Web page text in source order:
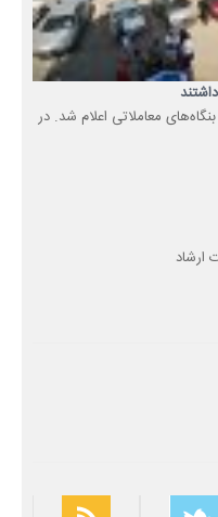
19 مرداد 1405 از سوی بنگاه‌های معاملاتی اعلام شد. در
ارشاد